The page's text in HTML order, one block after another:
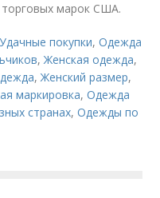
торговых марок США.
Удачные покупки,Одежда
,Женская одежда,
,Женский размер,
маркировка,Одежда
странах,Одежды по